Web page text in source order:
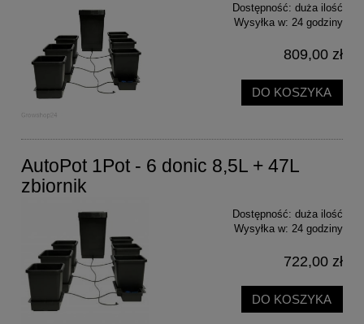
Dostępność: duża ilość
Wysyłka w: 24 godziny
809,00 zł
DO KOSZYKA
AutoPot 1Pot - 6 donic 8,5L + 47L
zbiornik
Dostępność: duża ilość
Wysyłka w: 24 godziny
722,00 zł
DO KOSZYKA